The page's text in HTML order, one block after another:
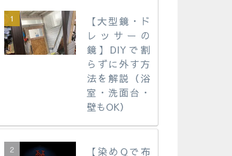
【大型鏡・ド
レッサーの
鏡】DIYで割
らずに外す方
法を解説（浴
室・洗面台・
壁もOK）
【染めQで布